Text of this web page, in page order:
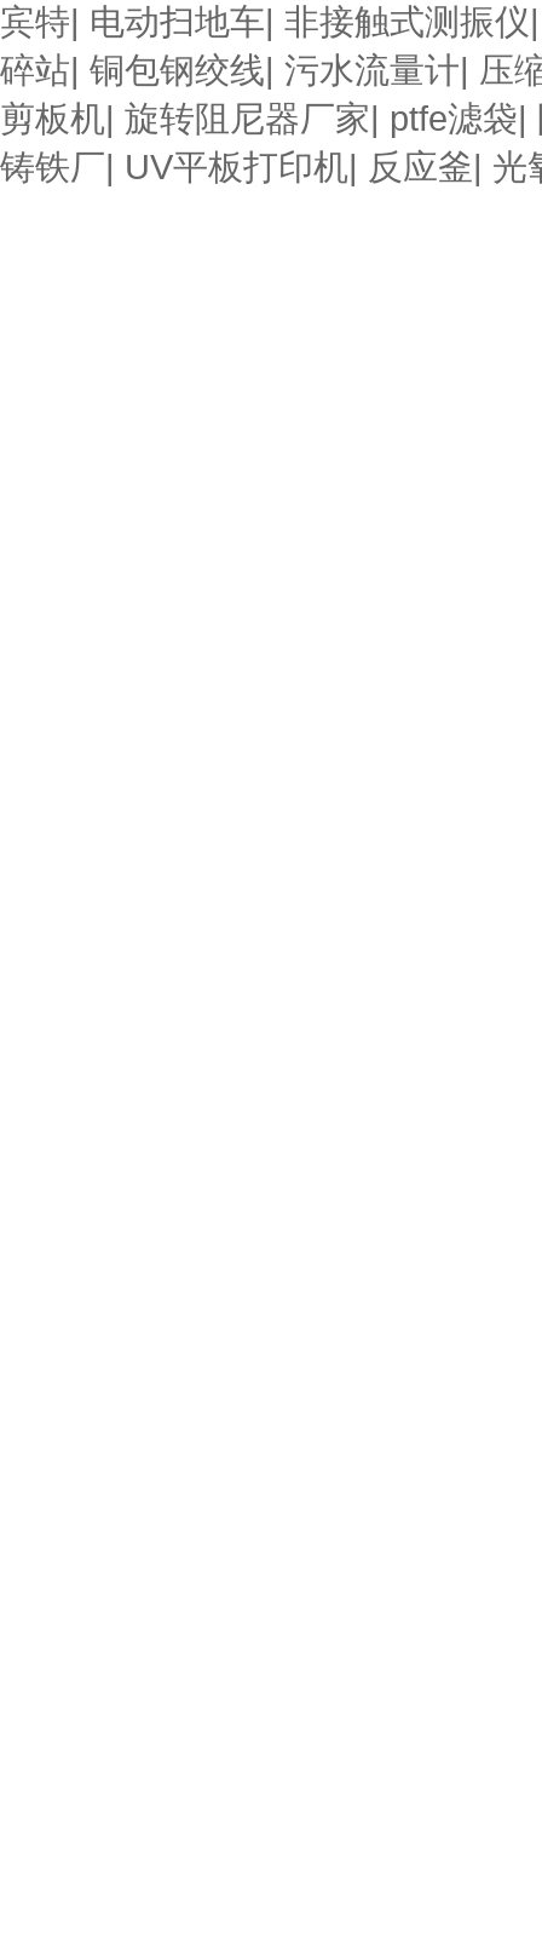
宾特| 电动扫地车| 非接触式测振仪
碎站| 铜包钢绞线| 污水流量计| 压
剪板机| 旋转阻尼器厂家| ptfe滤袋|
铸铁厂| UV平板打印机| 反应釜| 光